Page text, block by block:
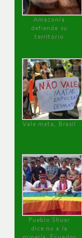
Amazonía
defiende su
territorio
Vale mata, Brasil
Pueblo Shuar
dice no a la